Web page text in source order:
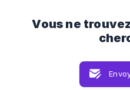
Vous ne